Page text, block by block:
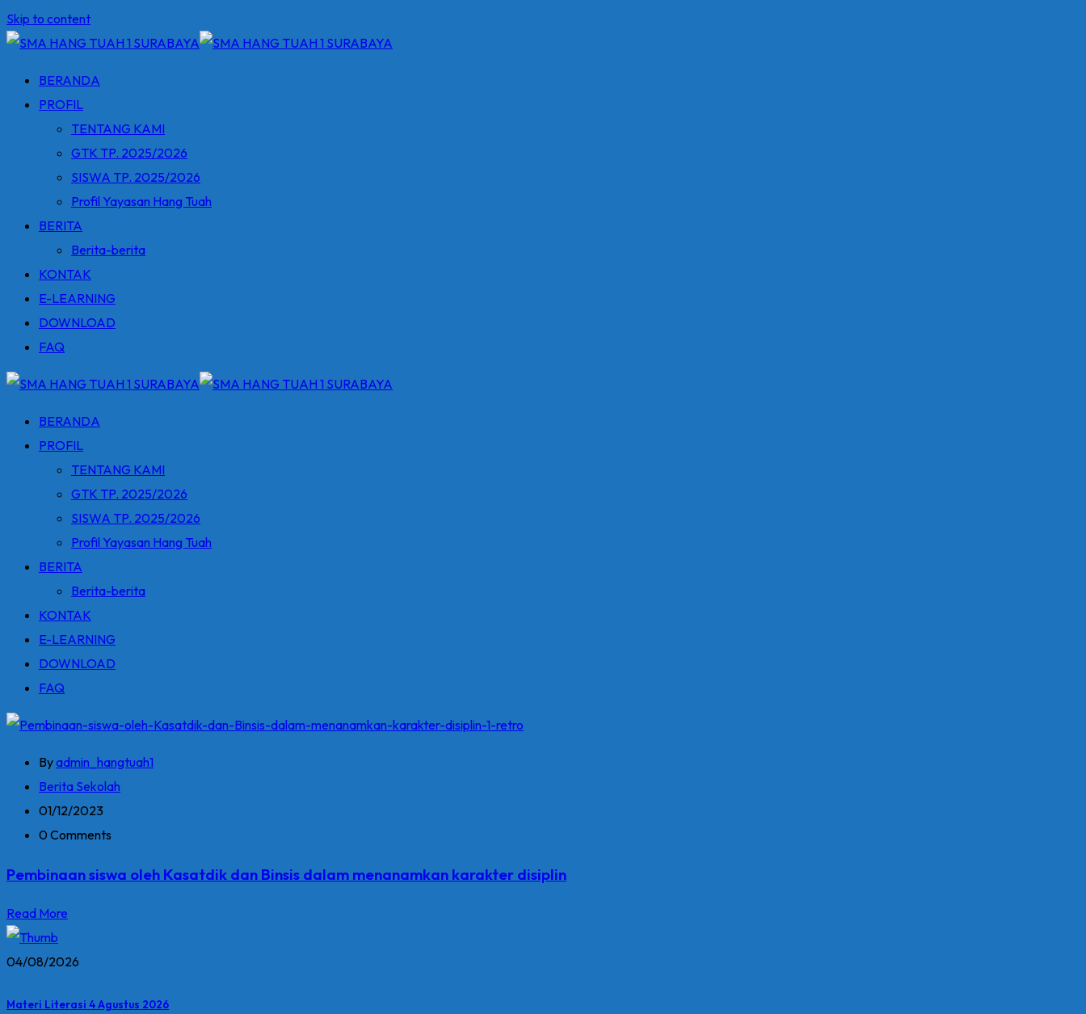
Skip to content
BERANDA
PROFIL
TENTANG KAMI
GTK TP. 2025/2026
SISWA TP. 2025/2026
Profil Yayasan Hang Tuah
BERITA
Berita-berita
KONTAK
E-LEARNING
DOWNLOAD
FAQ
BERANDA
PROFIL
TENTANG KAMI
GTK TP. 2025/2026
SISWA TP. 2025/2026
Profil Yayasan Hang Tuah
BERITA
Berita-berita
KONTAK
E-LEARNING
DOWNLOAD
FAQ
Byadmin_hangtuah1
Berita Sekolah
01/12/2023
0 Comments
Pembinaan siswa oleh Kasatdik dan Binsis dalam menanamkan karakter disiplin
Read More
04/08/2026
Materi Literasi 4 Agustus 2026